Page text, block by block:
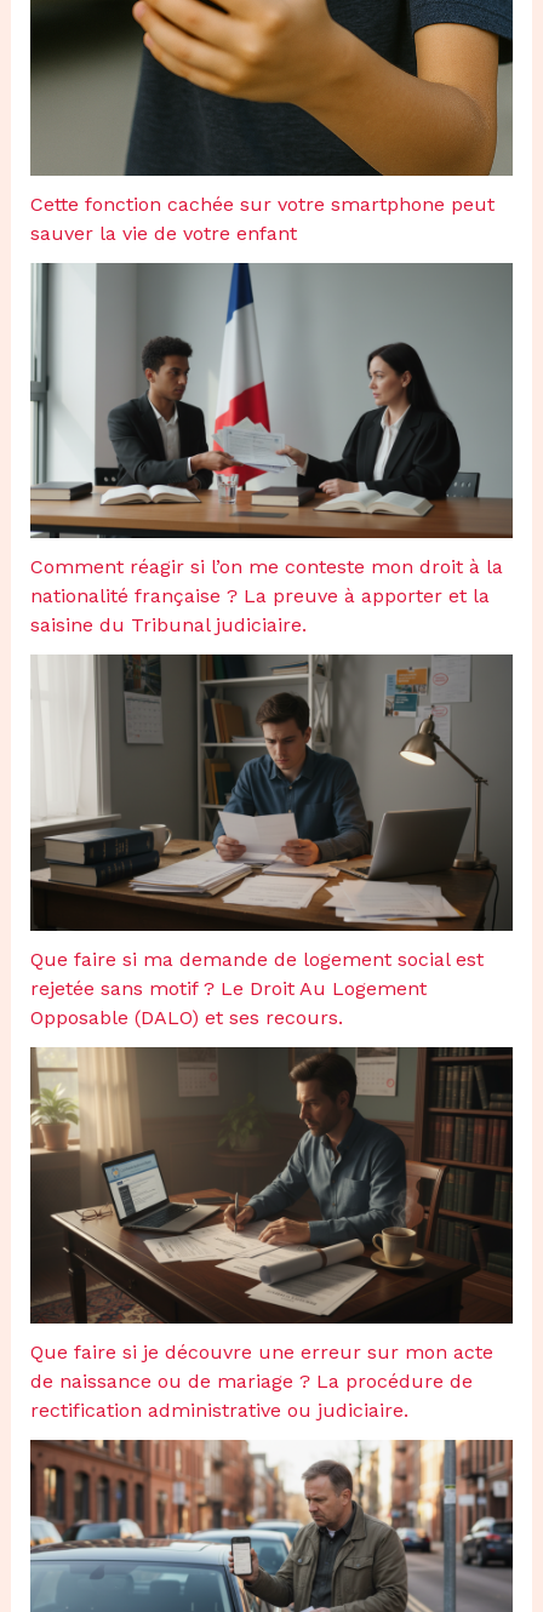
Cette fonction cachée sur votre smartphone peut
sauver la vie de votre enfant
Comment réagir si l’on me conteste mon droit à la
nationalité française ? La preuve à apporter et la
saisine du Tribunal judiciaire.
Que faire si ma demande de logement social est
rejetée sans motif ? Le Droit Au Logement
Opposable (DALO) et ses recours.
Que faire si je découvre une erreur sur mon acte
de naissance ou de mariage ? La procédure de
rectification administrative ou judiciaire.